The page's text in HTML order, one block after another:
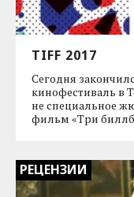
TIFF 2017
Сегодня
кинофестиваль в
не специальное
фильм «Три
РЕЦЕНЗИИ